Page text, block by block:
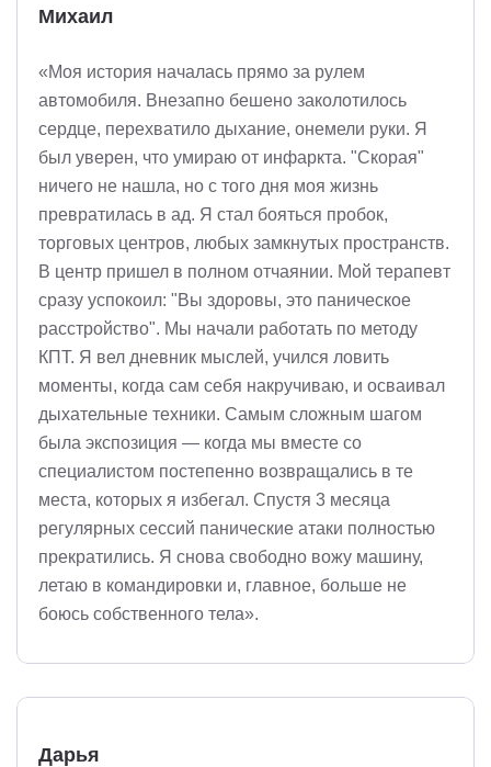
Михаил
«Моя история началась прямо за рулем
автомобиля. Внезапно бешено заколотилось
сердце, перехватило дыхание, онемели руки. Я
был уверен, что умираю от инфаркта. "Скорая"
ничего не нашла, но с того дня моя жизнь
превратилась в ад. Я стал бояться пробок,
торговых центров, любых замкнутых пространств.
В центр пришел в полном отчаянии. Мой терапевт
сразу успокоил: "Вы здоровы, это паническое
расстройство". Мы начали работать по методу
КПТ. Я вел дневник мыслей, учился ловить
моменты, когда сам себя накручиваю, и осваивал
дыхательные техники. Самым сложным шагом
была экспозиция — когда мы вместе со
специалистом постепенно возвращались в те
места, которых я избегал. Спустя 3 месяца
регулярных сессий панические атаки полностью
прекратились. Я снова свободно вожу машину,
летаю в командировки и, главное, больше не
боюсь собственного тела».
Дарья